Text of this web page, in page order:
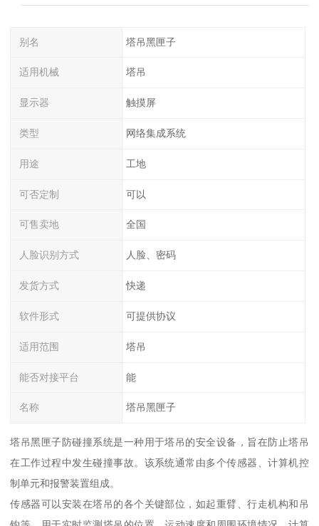
别名 塔吊黑匣子
适用机械 塔吊
显示器 触摸屏
类型 网络集成系统
用途 工地
可否定制 可以
可售卖地 全国
人脸识别方式 人脸、密码
发货方式 快递
软件形式 可提供协议
适用范围 塔吊
能否对接平台 能
名称 塔吊黑匣子
塔吊黑匣子防碰撞系统是一种用于塔吊的安全设备，旨在防止塔吊
在工作过程中发生碰撞事故。该系统通常由多个传感器、计算机控
制单元和报警装置组成。
传感器可以安装在塔吊的各个关键部位，如起重臂、行走机构和吊